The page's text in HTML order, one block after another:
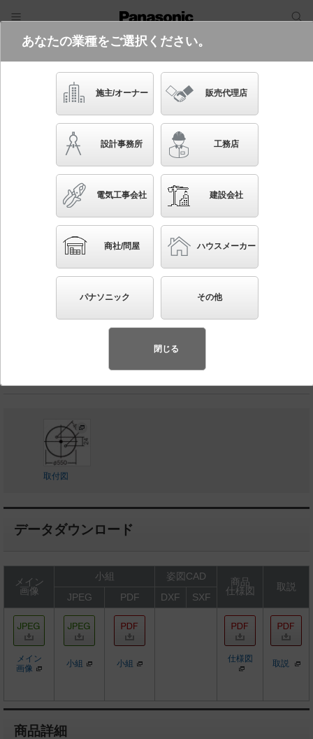
電気・建築設備（ビジネス）
フリーワード
品番・キーワード
かんたん照度計算
LGC51621
天井直付型 LED（昼光色～電球色） シーリングライ
ト 美ルック・リモコン調光・リモコン調色・カチット
◆希望小売価格 88,000 円（税抜）
取付図
データダウンロード
メイン
画像
小組 姿図CAD
商品
仕様図
取説
JPEG
PDF DXF SXF
メイン
画像
小組 小組 仕様図 取説
商品詳細
あなたの業種をご選択ください。
施主/オーナー 販売代理店
設計事務所 工務店
電気工事会社 建設会社
商社/問屋 ハウスメーカー
パナソニック その他
閉じる